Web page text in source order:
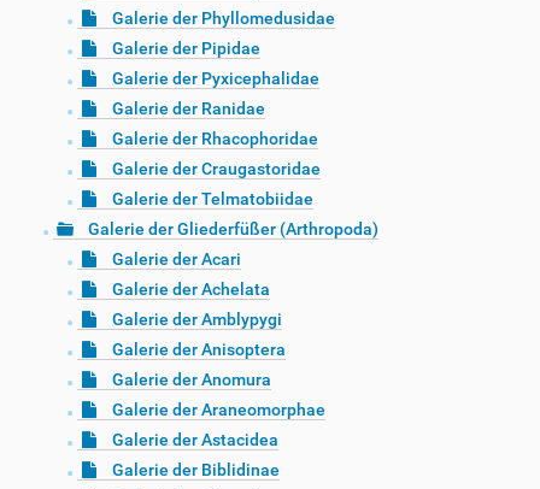
Galerie der Phyllomedusidae
Galerie der Pipidae
Galerie der Pyxicephalidae
Galerie der Ranidae
Galerie der Rhacophoridae
Galerie der Craugastoridae
Galerie der Telmatobiidae
Galerie der Gliederfüßer (Arthropoda)
Galerie der Acari
Galerie der Achelata
Galerie der Amblypygi
Galerie der Anisoptera
Galerie der Anomura
Galerie der Araneomorphae
Galerie der Astacidea
Galerie der Biblidinae